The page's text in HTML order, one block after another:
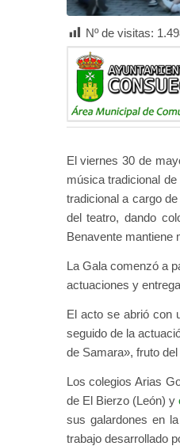
Nº de visitas:
El viernes 30 de
música tradicional
tradicional a cargo
del teatro, dando
Benavente mantiene
La Gala comenzó a
actuaciones y
El acto se abrió con
seguido de la
de Samara», fruto
Los colegios Arias
de El Bierzo (León) y
sus galardones en
trabajo desarrollado